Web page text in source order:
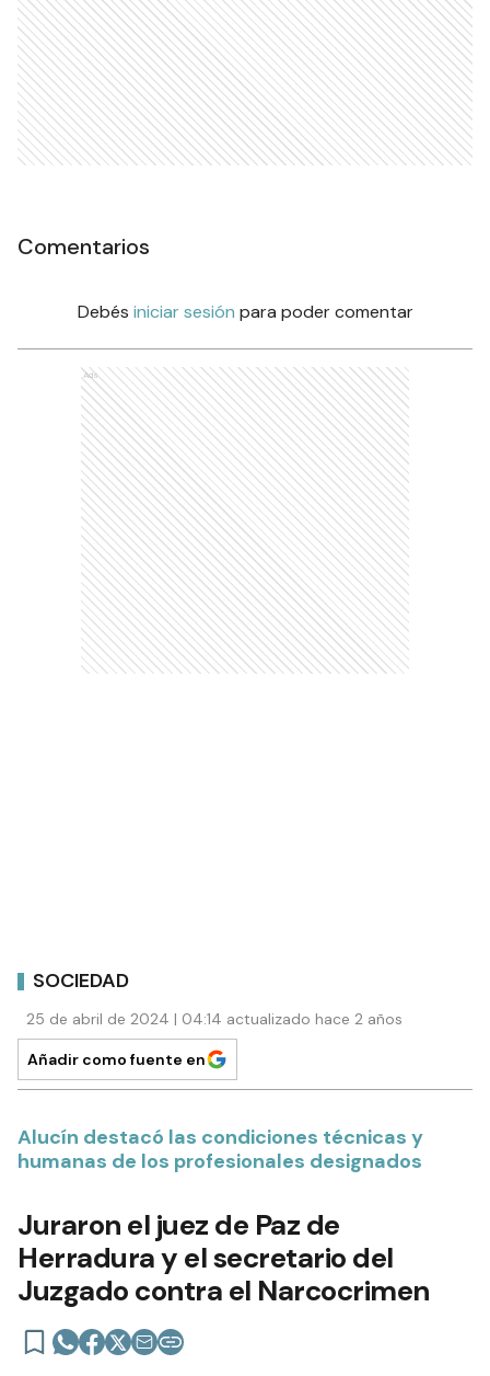
Comentarios
Debés iniciar sesión para poder comentar
Ads
SOCIEDAD
25 de abril de 2024 | 04:14 actualizado hace 2 años
Añadir como fuente en
Alucín destacó las condiciones técnicas y
humanas de los profesionales designados
Juraron el juez de Paz de
Herradura y el secretario del
Juzgado contra el Narcocrimen